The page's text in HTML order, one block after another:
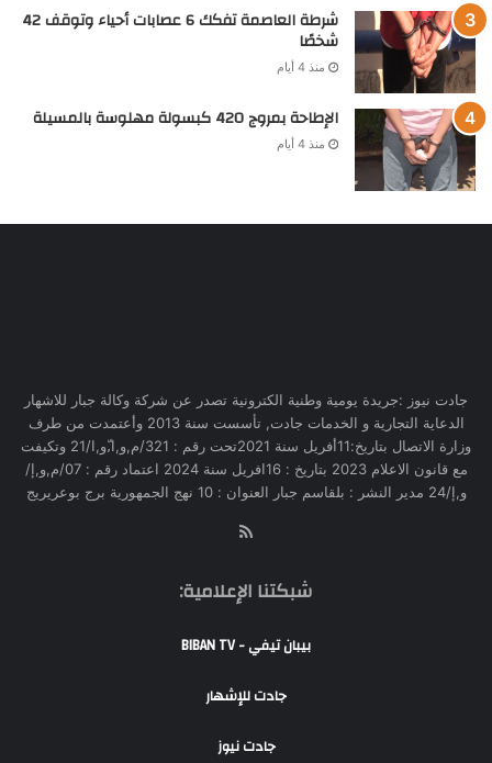
شرطة العاصمة تفكك 6 عصابات أحياء وتوقف 42
شخصًا
منذ 4 أيام
الإطاحة بمروج 420 كبسولة مهلوسة بالمسيلة
منذ 4 أيام
جادت نيوز :جريدة يومية وطنية الكترونية تصدر عن شركة وكالة جبار للاشهار
الدعاية التجارية و الخدمات جادت, تأسست سنة 2013 وأعتمدت من طرف
وزارة الاتصال بتاريخ:11أفريل سنة 2021تحت رقم : 321/م,و,ا,ّو,ا/21 وتكيفت
مع قانون الاعلام 2023 بتاريخ : 16افريل سنة 2024 اعتماد رقم : 07/م,و,إ/
و,إ/24 مدير النشر : بلقاسم جبار العنوان : 10 نهج الجمهورية برج بوعريريج
شبكتنا الإعلامية:
بيبان تيفي - BIBAN TV
جادت للإشهار
جادت نيوز